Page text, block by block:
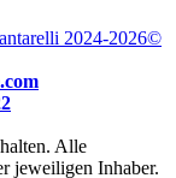
2024-2026©
Alle
jeweiligen Inhaber.